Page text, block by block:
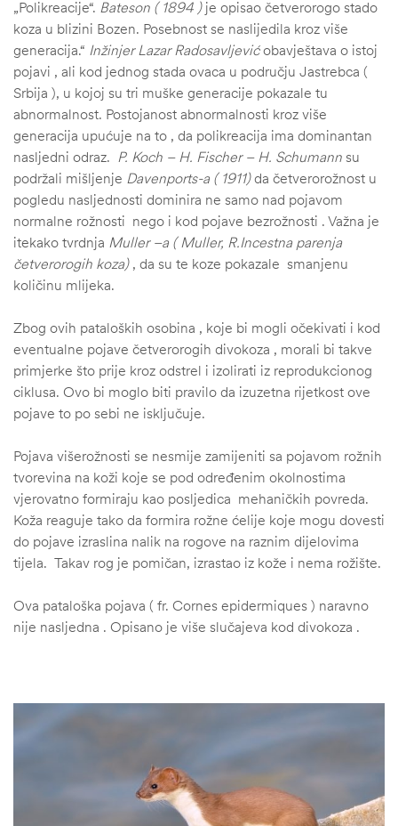
„Polikreacije“. Bateson ( 1894 )je opisao četverorogo stado
koza u blizini Bozen. Posebnost se naslijedila kroz više
generacija.“ Inžinjer Lazar Radosavljevićobavještava o istoj
pojavi , ali kod jednog stada ovaca u području Jastrebca (
Srbija ), u kojoj su tri muške generacije pokazale tu
abnormalnost. Postojanost abnormalnosti kroz više
generacija upućuje na to , da polikreacija ima dominantan
nasljedni odraz. P. Koch – H. Fischer – H. Schumann su
podržali mišljenje Davenports-a ( 1911)da četverorožnost u
pogledu nasljednosti dominira ne samo nad pojavom
normalne rožnosti nego i kod pojave bezrožnosti . Važna je
itekako tvrdnja Muller –a ( Muller, R.Incestna parenja
četverorogih koza), da su te koze pokazale smanjenu
količinu mlijeka.
Zbog ovih pataloških osobina , koje bi mogli očekivati i kod
eventualne pojave četverorogih divokoza , morali bi takve
primjerke što prije kroz odstrel i izolirati iz reprodukcionog
ciklusa. Ovo bi moglo biti pravilo da izuzetna rijetkost ove
pojave to po sebi ne isključuje.
Pojava višerožnosti se nesmije zamijeniti sa pojavom rožnih
tvorevina na koži koje se pod određenim okolnostima
vjerovatno formiraju kao posljedica mehaničkih povreda.
Koža reaguje tako da formira rožne ćelije koje mogu dovesti
do pojave izraslina nalik na rogove na raznim dijelovima
tijela. Takav rog je pomičan, izrastao iz kože i nema rožište.
Ova pataloška pojava ( fr. Cornes epidermiques ) naravno
nije nasljedna . Opisano je više slučajeva kod divokoza .